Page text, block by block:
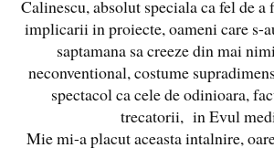
Calinescu, absolut speciala ca fel de a
implicarii in proiecte, oameni care s-
saptamana sa creeze din mai
neconventional, costume
spectacol ca cele de odinioara,
trecatorii, in Evul
Mie mi-a placut aceasta intalnire,